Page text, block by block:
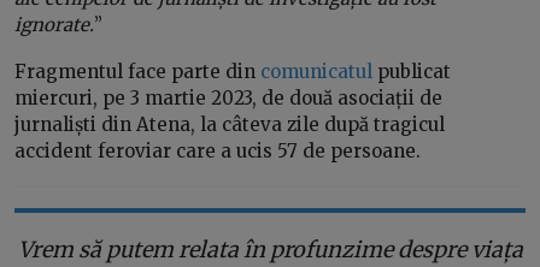
ignorate.”
Fragmentul face parte din comunicatul publicat
miercuri, pe 3 martie 2023, de două asociații de
jurnaliști din Atena, la câteva zile după tragicul
accident feroviar care a ucis 57 de persoane.
Vrem să putem relata în profunzime despre viața